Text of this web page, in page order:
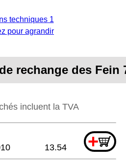
techniques 1
pour agrandir
rechange des Fein
incluent la TVA
+
13.54